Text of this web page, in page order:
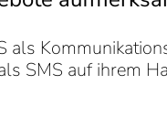
SMS auf ihrem